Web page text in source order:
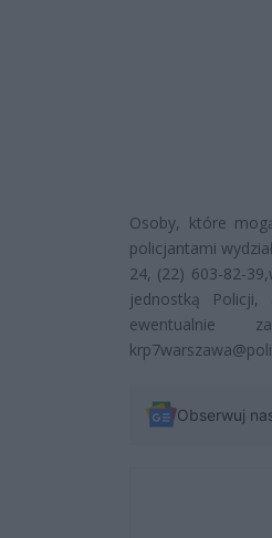
Osoby, które
policjantami
24, (22) 603-82-
jednostką
ewentualnie
Obserwuj